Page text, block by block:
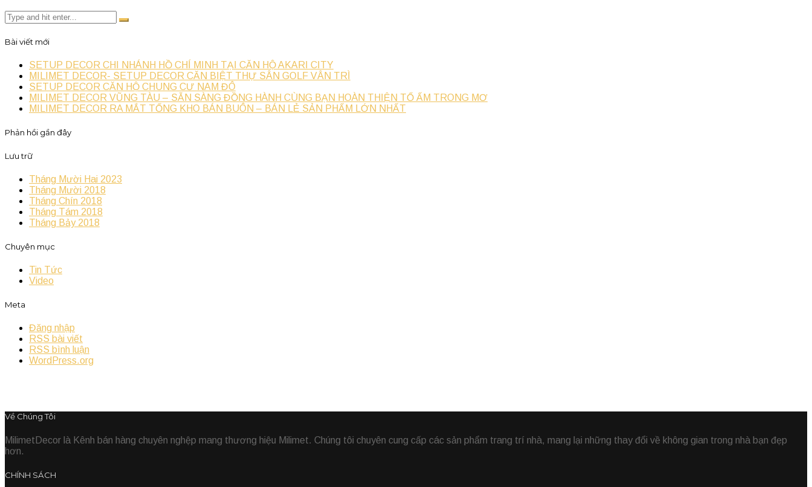
Bài viết mới
SETUP DECOR CHI NHÁNH HỒ CHÍ MINH TẠI CĂN HỘ AKARI CITY
MILIMET DECOR- SETUP DECOR CĂN BIỆT THỰ SÂN GOLF VÂN TRÌ
SETUP DECOR CĂN HỘ CHUNG CƯ NAM ĐÔ
MILIMET DECOR VŨNG TÀU – SẴN SÀNG ĐỒNG HÀNH CÙNG BẠN HOÀN THIỆN TỔ ẤM TRONG MƠ
MILIMET DECOR RA MẮT TỔNG KHO BÁN BUÔN – BÁN LẺ SẢN PHẨM LỚN NHẤT
Phản hồi gần đây
Lưu trữ
Tháng Mười Hai 2023
Tháng Mười 2018
Tháng Chín 2018
Tháng Tám 2018
Tháng Bảy 2018
Chuyên mục
Tin Tức
Video
Meta
Đăng nhập
RSS bài viết
RSS bình luận
WordPress.org
Về Chúng Tôi
MilimetDecor là Kênh bán hàng chuyên nghệp mang thương hiệu Milimet. Chúng tôi chuyên cung cấp các sản phẩm trang trí nhà, mang lại những thay đổi về không gian trong nhà bạn đẹp
hơn.
CHÍNH SÁCH